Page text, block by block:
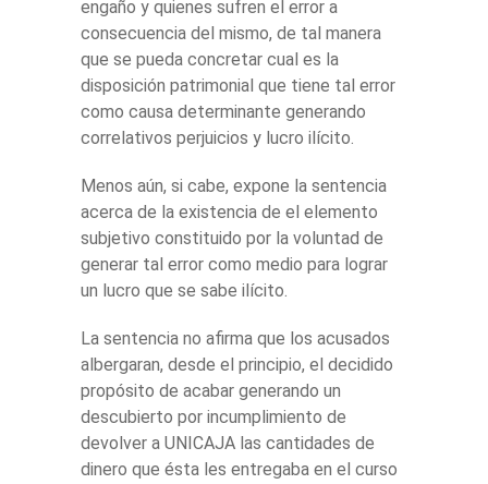
engaño y quienes sufren el error a
consecuencia del mismo, de tal manera
que se pueda concretar cual es la
disposición patrimonial que tiene tal error
como causa determinante generando
correlativos perjuicios y lucro ilícito.
Menos aún, si cabe, expone la sentencia
acerca de la existencia de el elemento
subjetivo constituido por la voluntad de
generar tal error como medio para lograr
un lucro que se sabe ilícito.
La sentencia no afirma que los acusados
albergaran, desde el principio, el decidido
propósito de acabar generando un
descubierto por incumplimiento de
devolver a UNICAJA las cantidades de
dinero que ésta les entregaba en el curso